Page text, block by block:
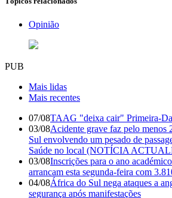
Opinião
PUB
Mais lidas
Mais recentes
07/08TAAG "deixa cair" Primeira-
03/08Acidente grave faz pelo menos
Sul envolvendo um pesado de
Saúde no local (NOTÍCIA
03/08Inscrições para o ano
arrancam esta segunda-feira com
04/08África do Sul nega ataques a
segurança após manifestações